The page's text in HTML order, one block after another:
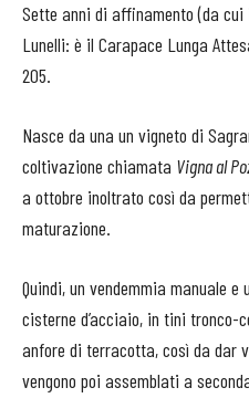
Sette anni di affinamento (da cui
Lunelli: è il Carapace Lunga
205.
Nasce da una un vigneto di
coltivazione chiamata Vigna al
a ottobre inoltrato così da
maturazione.
Quindi, un vendemmia manuale
cisterne d’acciaio, in tini tronco-
anfore di terracotta, così da dar
vengono poi assemblati a